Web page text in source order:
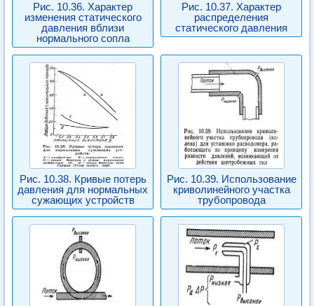
Рис. 10.36. Характер
изменения статического
давления вблизи
нормального сопла
Рис. 10.37. Характер
распределения
статического давления
Рис. 10.38. Кривые потерь
давления для нормальных
сужающих устройств
Рис. 10.39. Использование
криволинейного участка
трубопровода